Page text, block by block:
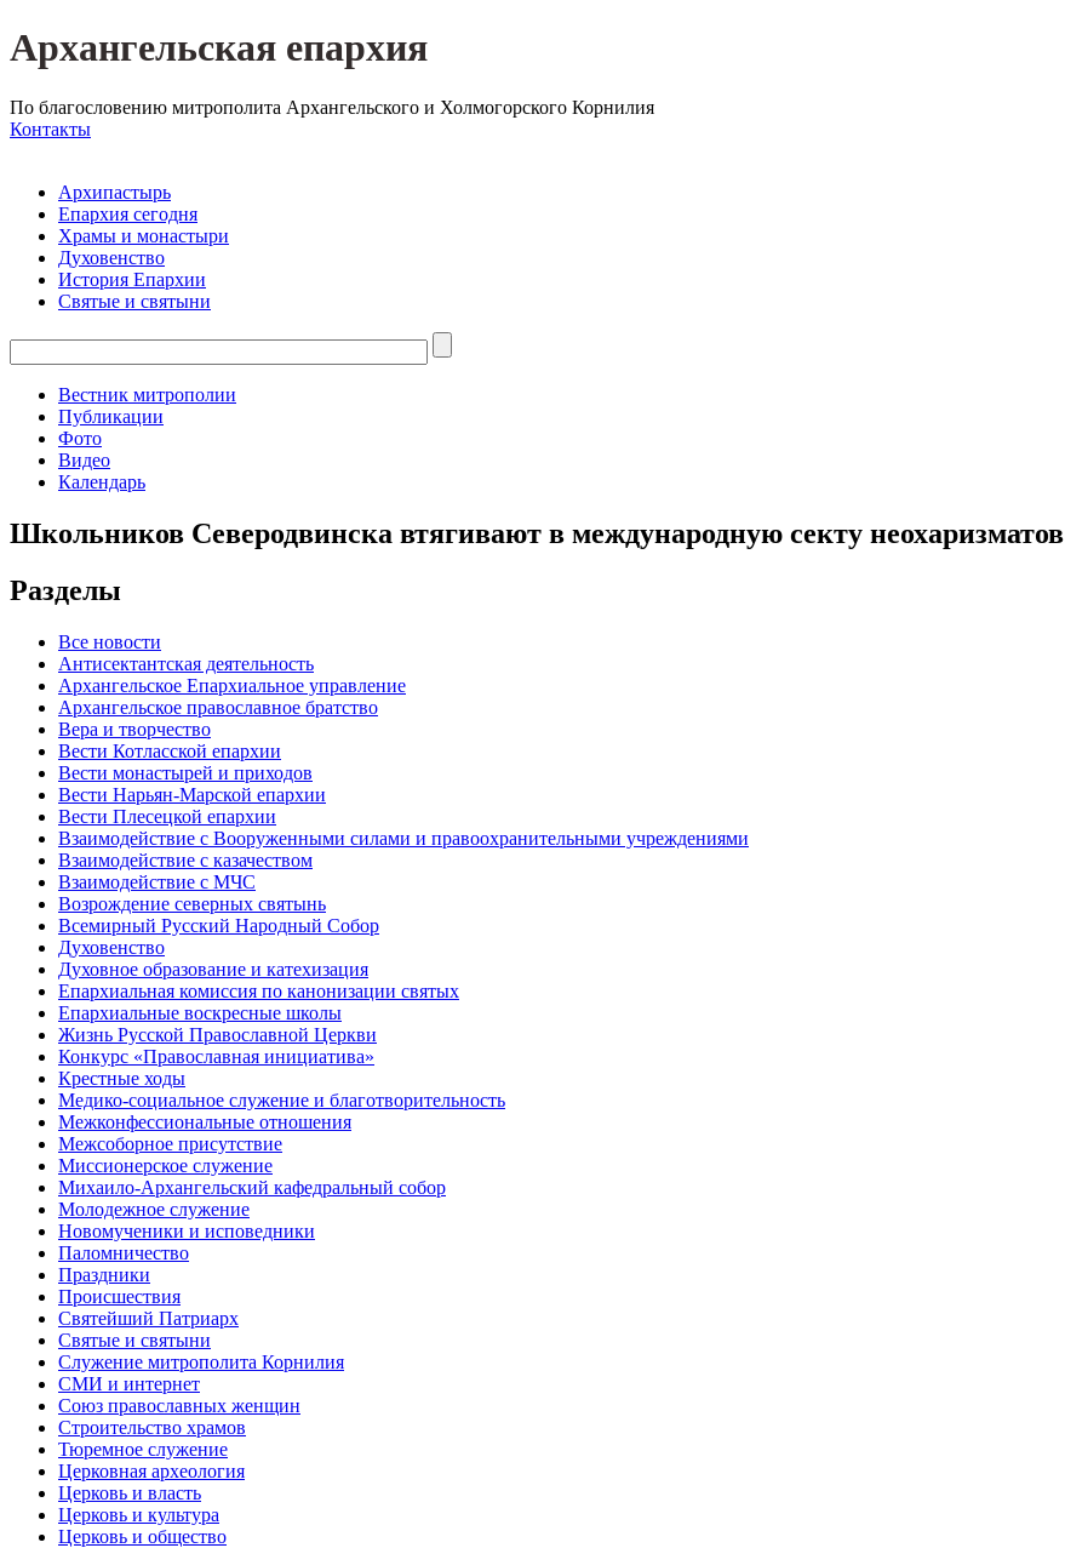
Архангельская епархия
По благословению митрополита Архангельского и Холмогорского Корнилия
Контакты
Архипастырь
Епархия сегодня
Храмы и монастыри
Духовенство
История Епархии
Святые и святыни
Вестник митрополии
Публикации
Фото
Видео
Календарь
Школьников Северодвинска втягивают в международную секту неохаризматов
Разделы
Все новости
Антисектантская деятельность
Архангельское Епархиальное управление
Архангельское православное братство
Вера и творчество
Вести Котласской епархии
Вести монастырей и приходов
Вести Нарьян-Марской епархии
Вести Плесецкой епархии
Взаимодействие с Вооруженными силами и правоохранительными учреждениями
Взаимодействие с казачеством
Взаимодействие с МЧС
Возрождение северных святынь
Всемирный Русский Народный Собор
Духовенство
Духовное образование и катехизация
Епархиальная комиссия по канонизации святых
Епархиальные воскресные школы
Жизнь Русской Православной Церкви
Конкурс «Православная инициатива»
Крестные ходы
Медико-социальное служение и благотворительность
Межконфессиональные отношения
Межсоборное присутствие
Миссионерское служение
Михаило-Архангельский кафедральный собор
Молодежное служение
Новомученики и исповедники
Паломничество
Праздники
Происшествия
Святейший Патриарх
Святые и святыни
Служение митрополита Корнилия
СМИ и интернет
Союз православных женщин
Строительство храмов
Тюремное служение
Церковная археология
Церковь и власть
Церковь и культура
Церковь и общество